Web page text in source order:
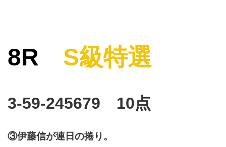
8R S級特選
3-59-245679 10点
③伊藤信が連日の捲り。